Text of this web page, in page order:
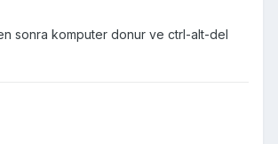
sonra komputer donur ve ctrl-alt-del